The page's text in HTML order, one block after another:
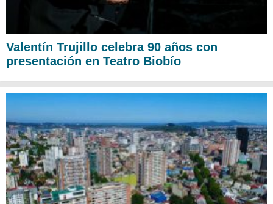
Valentín Trujillo celebra 90 años con
presentación en Teatro Biobío